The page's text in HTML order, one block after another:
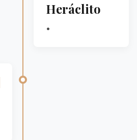
Heráclito
•